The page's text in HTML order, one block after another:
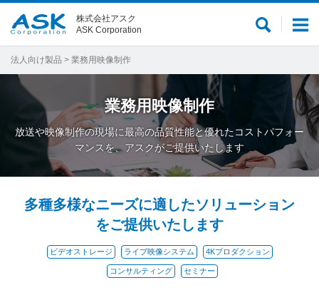
メ
ー
サ
内
株式会社アスク
ASK Corporation
法人向け製品 > 業務用映像制作
業務用映像制作
放送や映像制作の現場に最高の品質性能と優れたコストパフォー
マンスを、アスクがご提供いたします
多種多様なニーズに適したソリューション
をご提供いたします
ビデオストレージ ライブ映像システム 4Kプロダクション
コンサルティング セミナー